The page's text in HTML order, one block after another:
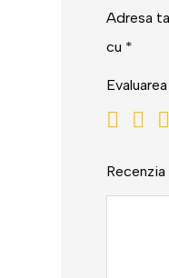
Adresa
cu *
Recenzia